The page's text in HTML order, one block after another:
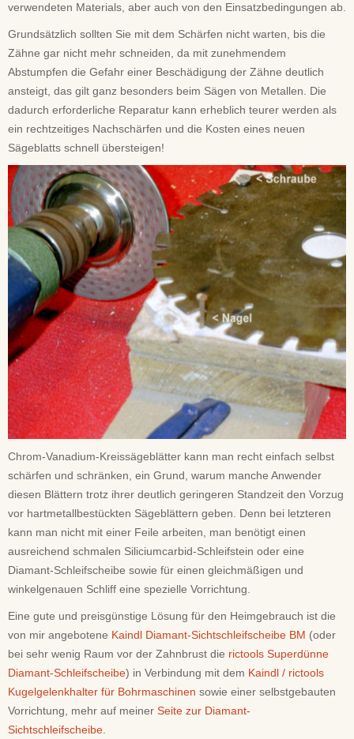
verwendeten Materials, aber auch von den Einsatzbedingungen ab.
Grundsätzlich sollten Sie mit dem Schärfen nicht warten, bis die
Zähne gar nicht mehr schneiden, da mit zunehmendem
Abstumpfen die Gefahr einer Beschädigung der Zähne deutlich
ansteigt, das gilt ganz besonders beim Sägen von Metallen. Die
dadurch erforderliche Reparatur kann erheblich teurer werden als
ein rechtzeitiges Nachschärfen und die Kosten eines neuen
Sägeblatts schnell übersteigen!
Chrom-Vanadium-Kreissägeblätter kann man recht einfach selbst
schärfen und schränken, ein Grund, warum manche Anwender
diesen Blättern trotz ihrer deutlich geringeren Standzeit den Vorzug
vor hartmetallbestückten Sägeblättern geben. Denn bei letzteren
kann man nicht mit einer Feile arbeiten, man benötigt einen
ausreichend schmalen Siliciumcarbid-Schleifstein oder eine
Diamant-Schleifscheibe sowie für einen gleichmäßigen und
winkelgenauen Schliff eine spezielle Vorrichtung.
Eine gute und preisgünstige Lösung für den Heimgebrauch ist die
von mir angebotene Kaindl Diamant-Sichtschleifscheibe BM (oder
bei sehr wenig Raum vor der Zahnbrust die rictools Superdünne
Diamant-Schleifscheibe) in Verbindung mit dem Kaindl / rictools
Kugelgelenkhalter für Bohrmaschinen sowie einer selbstgebauten
Vorrichtung, mehr auf meiner Seite zur Diamant-
Sichtschleifscheibe